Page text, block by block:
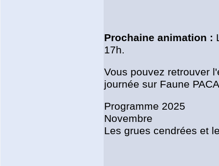
Prochaine animation :
17h.
Vous pouvez retrouver
journée sur Faune
Programme 2025
Novembre
Les grues cendrées et